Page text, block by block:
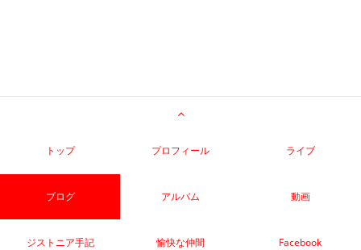
トップ プロフィール ライブ
ブログ アルバム 動画
ジストニア手記 愉快な仲間 Facebook